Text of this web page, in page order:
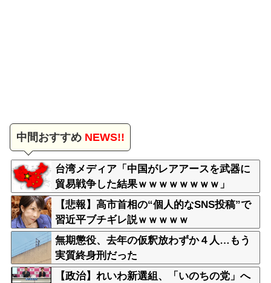
中間おすすめNEWS!!
台湾メディア「中国がレアアースを武器に
貿易戦争した結果ｗｗｗｗｗｗｗｗ」
【悲報】高市首相の“個人的なSNS投稿”で
習近平ブチギレ説ｗｗｗｗｗ
無期懲役、去年の仮釈放わずか４人…もう
実質終身刑だった
【政治】れいわ新選組、「いのちの党」へ